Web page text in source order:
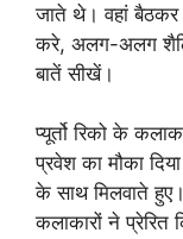
जाते थे। वहां
करे, अलग-अलग
बातें सीखें।
प्यूर्तो रिको के
प्रवेश का मौका
के साथ मिलवाते
कलाकारों ने प्रेरित